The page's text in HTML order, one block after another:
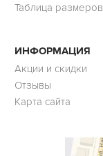
Таблица размеров
ИНФОРМАЦИЯ
Акции и скидки
Отзывы
Карта сайта